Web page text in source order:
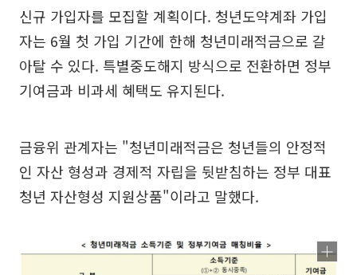
신규 가입자를 모집할 계획이다. 청년도약계좌 가입
자는 6월 첫 가입 기간에 한해 청년미래적금으로 갈
아탈 수 있다. 특별중도해지 방식으로 전환하면 정부
기여금과 비과세 혜택도 유지된다.
금융위 관계자는 "청년미래적금은 청년들의 안정적
인 자산 형성과 경제적 자립을 뒷받침하는 정부 대표
청년 자산형성 지원상품"이라고 말했다.